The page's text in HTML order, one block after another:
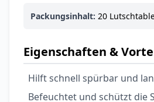
Bei Hämorrhoiden
12,04 €
Nach Marke kaufen
Packungsinhalt: 20
Eigenschaften &
Hilft schnell spürbar und
Befeuchtet und schützt die